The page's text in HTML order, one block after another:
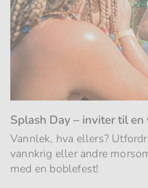
Splash Day – inviter til en
Vannlek, hva ellers?
vannkrig eller andre
med en boblefest!